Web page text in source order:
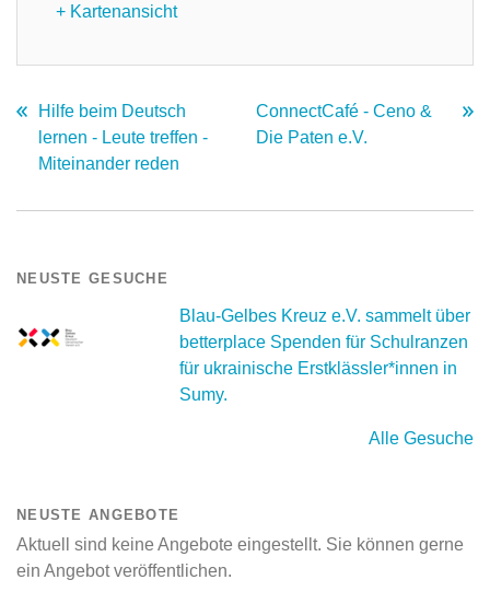
+ Kartenansicht
Hilfe beim Deutsch
lernen - Leute treffen -
Miteinander reden
ConnectCafé - Ceno &
Die Paten e.V.
NEUSTE GESUCHE
Blau-Gelbes Kreuz e.V. sammelt über
betterplace Spenden für Schulranzen
für ukrainische Erstklässler*innen in
Sumy.
Alle Gesuche
NEUSTE ANGEBOTE
Aktuell sind keine Angebote eingestellt. Sie können gerne
ein Angebot veröffentlichen.